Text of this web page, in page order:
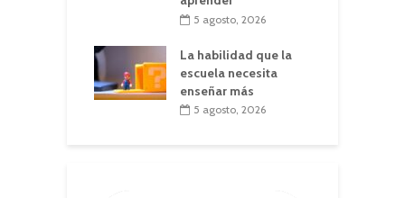
5 agosto, 2026
La habilidad que la
escuela necesita
enseñar más
5 agosto, 2026